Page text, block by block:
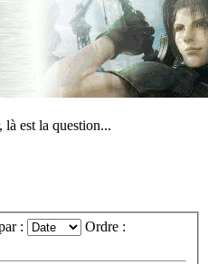
là est la question...
: Ordre :